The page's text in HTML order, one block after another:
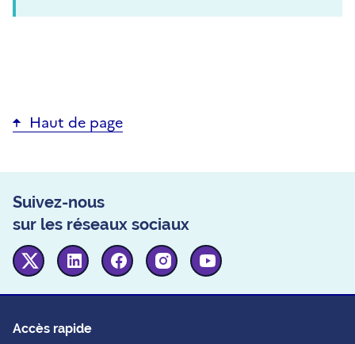
Haut de page
Suivez-nous
sur les réseaux sociaux
Twitter Linkedin FacebookInstagram
Accès rapide